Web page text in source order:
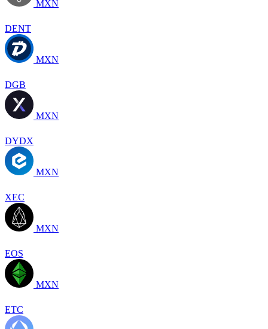
MXN
DENT
MXN
DGB
MXN
DYDX
MXN
XEC
MXN
EOS
MXN
ETC